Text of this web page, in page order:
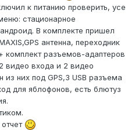
к питанию проверить, усе
стационарное
В комплекте пришел
антенна, переходник
комплект разъемов-адаптеров
видео входа и 2 видео
них под GPS,3 USB разъема
для яблофонов, есть блютуз